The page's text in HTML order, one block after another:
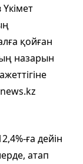
қойған
назарын
ға дейін
атап